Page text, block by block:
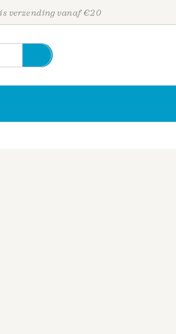
verzending vanaf €20
Personen